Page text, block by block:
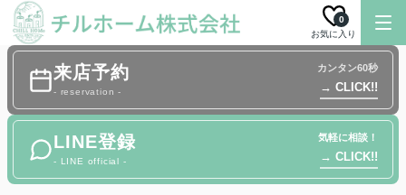
お気に入り
0
来店予約
- reservation -
カンタン60秒
→ CLICK!!
LINE登録
- LINE official -
気軽に相談！
→ CLICK!!